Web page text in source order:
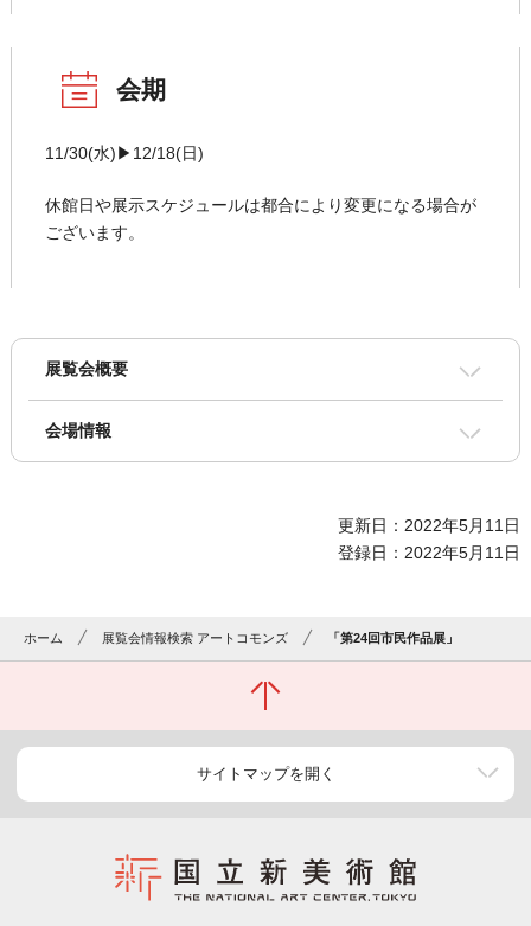
会期
11/30(水)▶12/18(日)
休館日や展示スケジュールは都合により変更になる場合が
ございます。
展覧会概要
会場情報
更新日：2022年5月11日
登録日：2022年5月11日
ホーム 展覧会情報検索 アートコモンズ 「第24回市民作品展」
サイトマップを開く